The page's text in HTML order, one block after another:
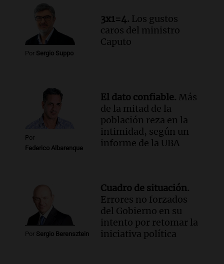
Por Sergio Suppo
3x1=4. Los gustos
caros del ministro
Caputo
Por
Federico Albarenque
El dato confiable. Más
de la mitad de la
población reza en la
intimidad, según un
informe de la UBA
Por Sergio Berensztein
Cuadro de situación.
Errores no forzados
del Gobierno en su
intento por retomar la
iniciativa política